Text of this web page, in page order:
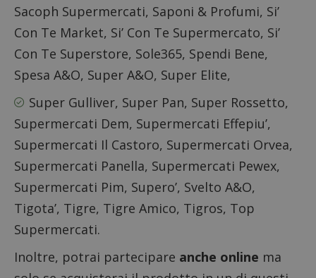
Sacoph Supermercati, Saponi & Profumi, Si’
Con Te Market, Si’ Con Te Supermercato, Si’
Con Te Superstore, Sole365, Spendi Bene,
Spesa A&O, Super A&O, Super Elite,
Super Gulliver, Super Pan, Super Rossetto,
Supermercati Dem, Supermercati Effepiu’,
Supermercati Il Castoro, Supermercati Orvea,
Supermercati Panella, Supermercati Pewex,
Supermercati Pim, Supero’, Svelto A&O,
Tigota’, Tigre, Tigre Amico, Tigros, Top
Supermercati.
Inoltre, potrai partecipare anche online ma